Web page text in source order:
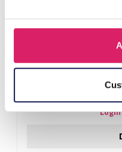
Y-D6.3 SCARF1007-